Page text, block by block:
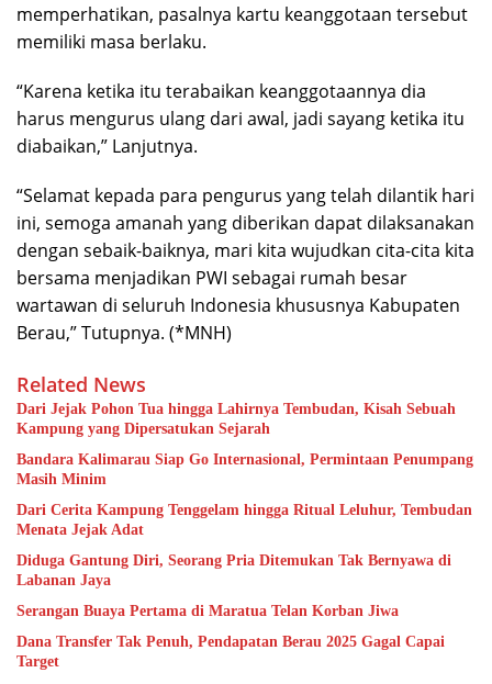
memperhatikan, pasalnya kartu keanggotaan tersebut
memiliki masa berlaku.
“Karena ketika itu terabaikan keanggotaannya dia
harus mengurus ulang dari awal, jadi sayang ketika itu
diabaikan,” Lanjutnya.
“Selamat kepada para pengurus yang telah dilantik hari
ini, semoga amanah yang diberikan dapat dilaksanakan
dengan sebaik-baiknya, mari kita wujudkan cita-cita kita
bersama menjadikan PWI sebagai rumah besar
wartawan di seluruh Indonesia khususnya Kabupaten
Berau,” Tutupnya. (*MNH)
Related News
Dari Jejak Pohon Tua hingga Lahirnya Tembudan, Kisah Sebuah
Kampung yang Dipersatukan Sejarah
Bandara Kalimarau Siap Go Internasional, Permintaan Penumpang
Masih Minim
Dari Cerita Kampung Tenggelam hingga Ritual Leluhur, Tembudan
Menata Jejak Adat
Diduga Gantung Diri, Seorang Pria Ditemukan Tak Bernyawa di
Labanan Jaya
Serangan Buaya Pertama di Maratua Telan Korban Jiwa
Dana Transfer Tak Penuh, Pendapatan Berau 2025 Gagal Capai
Target